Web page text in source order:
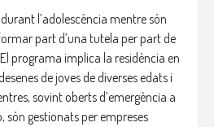
l’adolescència mentre són
part d’una tutela per part de
programa implica la residència en
de joves de diverses edats i
sovint oberts d’emergència a
són gestionats per empreses